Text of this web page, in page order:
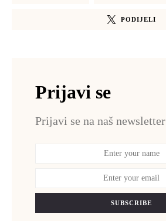
PODIJELI
Prijavi se
Prijavi se na naš newsletter
SUBSCRIBE